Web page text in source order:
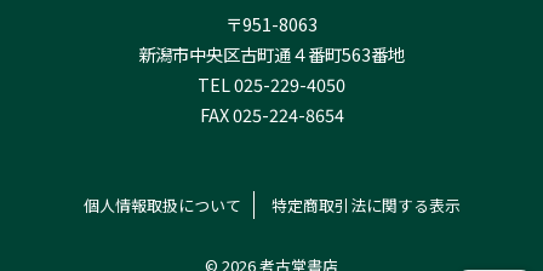
〒951-8063
新潟市中央区古町通４番町563番地
TEL 025-229-4050
FAX 025-224-8654
個人情報取扱について 特定商取引法に関する表示
© 2026 考古堂書店